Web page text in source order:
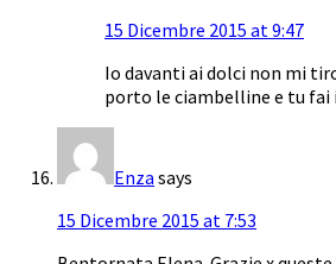
15 Dicembre 2015 at 9:47
Io davanti ai dolci non mi
porto le ciambelline e tu fai
Enza says
15 Dicembre 2015 at 7:53